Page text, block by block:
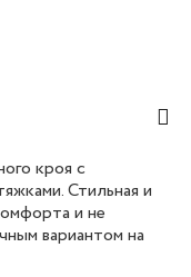
кроя с
Стильная и
и не
вариантом на